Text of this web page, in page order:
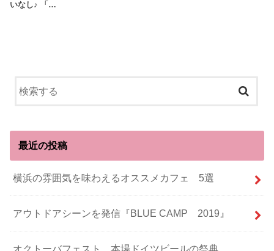
いなし♪ 「…
最近の投稿
横浜の雰囲気を味わえるオススメカフェ 5選
アウトドアシーンを発信『BLUE CAMP 2019』
オクトーバフェスト 本場ドイツビールの祭典